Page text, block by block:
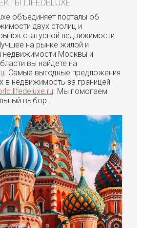
LIFEDELUXE
объединяет порталы об
двух столиц и
статусной недвижимости
на рынке жилой и
недвижимости Москвы и
вы найдете на
. Самые выгодные предложения
в недвижимость за границей
. Мы помогаем
выбор.